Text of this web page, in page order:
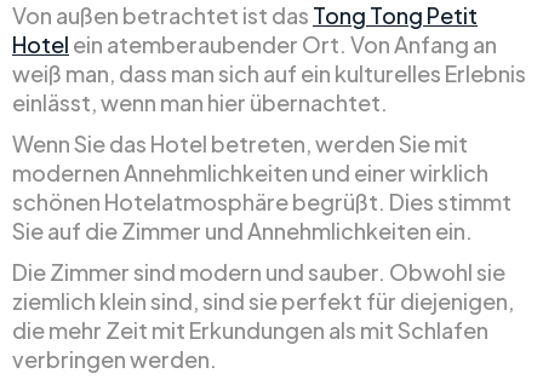
Von außen betrachtet ist das Tong Tong Petit
Hotel ein atemberaubender Ort. Von Anfang an
weiß man, dass man sich auf ein kulturelles Erlebnis
einlässt, wenn man hier übernachtet.
Wenn Sie das Hotel betreten, werden Sie mit
modernen Annehmlichkeiten und einer wirklich
schönen Hotelatmosphäre begrüßt. Dies stimmt
Sie auf die Zimmer und Annehmlichkeiten ein.
Die Zimmer sind modern und sauber. Obwohl sie
ziemlich klein sind, sind sie perfekt für diejenigen,
die mehr Zeit mit Erkundungen als mit Schlafen
verbringen werden.